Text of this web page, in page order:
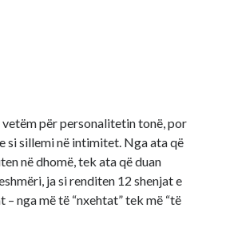
për personalitetin tonë, por
si sillemi në intimitet. Nga ata që
në dhomë, tek ata që duan
ja si renditen 12 shenjat e
nga më të “nxehtat” tek më “të